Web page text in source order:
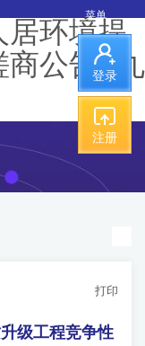
居环境提
商公告 -九
菜单
登录
注册
打印
级工程竞争性